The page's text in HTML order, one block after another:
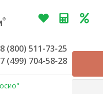
8 (800) 511-73-25
(499) 704-58-28